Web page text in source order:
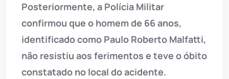
Posteriormente, a Polícia Militar
confirmou que o homem de 66 anos,
identificado como Paulo Roberto Malfatti,
não resistiu aos ferimentos e teve o óbito
constatado no local do acidente.